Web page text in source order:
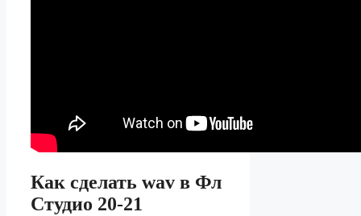
Как сделать wav в Фл
Студио 20-21